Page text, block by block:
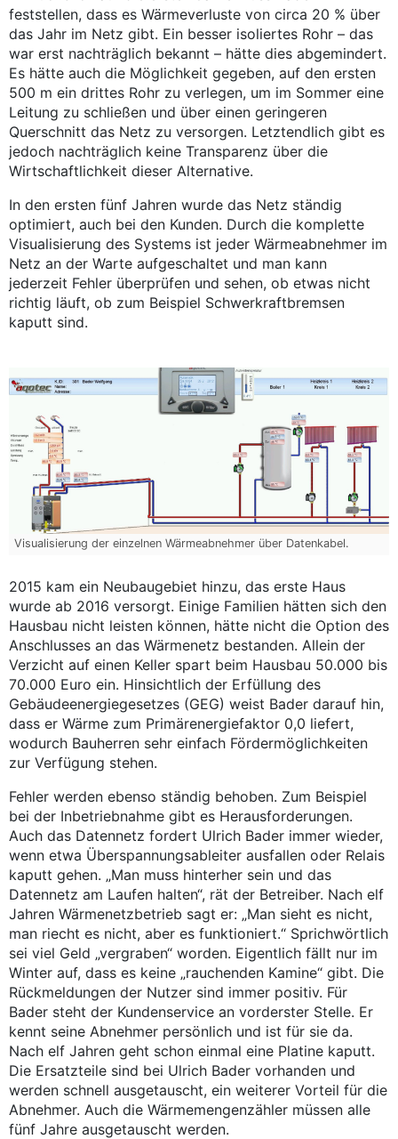
feststellen, dass es Wärmeverluste von circa 20 % über
das Jahr im Netz gibt. Ein besser isoliertes Rohr – das
war erst nachträglich bekannt – hätte dies abgemindert.
Es hätte auch die Möglichkeit gegeben, auf den ersten
500 m ein drittes Rohr zu verlegen, um im Sommer eine
Leitung zu schließen und über einen geringeren
Querschnitt das Netz zu versorgen. Letztendlich gibt es
jedoch nachträglich keine Transparenz über die
Wirtschaftlichkeit dieser Alternative.
In den ersten fünf Jahren wurde das Netz ständig
optimiert, auch bei den Kunden. Durch die komplette
Visualisierung des Systems ist jeder Wärmeabnehmer im
Netz an der Warte aufgeschaltet und man kann
jederzeit Fehler überprüfen und sehen, ob etwas nicht
richtig läuft, ob zum Beispiel Schwerkraftbremsen
kaputt sind.
Visualisierung der einzelnen Wärmeabnehmer über Datenkabel.
2015 kam ein Neubaugebiet hinzu, das erste Haus
wurde ab 2016 versorgt. Einige Familien hätten sich den
Hausbau nicht leisten können, hätte nicht die Option des
Anschlusses an das Wärmenetz bestanden. Allein der
Verzicht auf einen Keller spart beim Hausbau 50.000 bis
70.000 Euro ein. Hinsichtlich der Erfüllung des
Gebäudeenergiegesetzes (GEG) weist Bader darauf hin,
dass er Wärme zum Primärenergiefaktor 0,0 liefert,
wodurch Bauherren sehr einfach Fördermöglichkeiten
zur Verfügung stehen.
Fehler werden ebenso ständig behoben. Zum Beispiel
bei der Inbetriebnahme gibt es Herausforderungen.
Auch das Datennetz fordert Ulrich Bader immer wieder,
wenn etwa Überspannungsableiter ausfallen oder Relais
kaputt gehen. „Man muss hinterher sein und das
Datennetz am Laufen halten“, rät der Betreiber. Nach elf
Jahren Wärmenetzbetrieb sagt er: „Man sieht es nicht,
man riecht es nicht, aber es funktioniert.“ Sprichwörtlich
sei viel Geld „vergraben“ worden. Eigentlich fällt nur im
Winter auf, dass es keine „rauchenden Kamine“ gibt. Die
Rückmeldungen der Nutzer sind immer positiv. Für
Bader steht der Kundenservice an vorderster Stelle. Er
kennt seine Abnehmer persönlich und ist für sie da.
Nach elf Jahren geht schon einmal eine Platine kaputt.
Die Ersatzteile sind bei Ulrich Bader vorhanden und
werden schnell ausgetauscht, ein weiterer Vorteil für die
Abnehmer. Auch die Wärmemengenzähler müssen alle
fünf Jahre ausgetauscht werden.